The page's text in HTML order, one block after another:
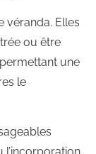
véranda. Elles
ou être
une
le